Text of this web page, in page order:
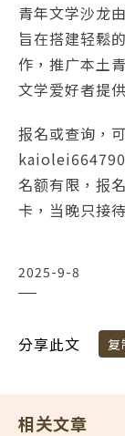
青年文学沙龙
旨在搭建轻鬆
作，推广本土
文学爱好者提
报名或查询，
名额有限，报
卡，当晚只接
2025-9-8
分享此文
相关文章